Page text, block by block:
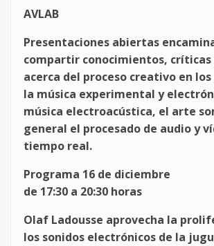
AVLAB
Presentaciones abiertas
compartir conocimientos, críticas
acerca del proceso creativo en
la música experimental y
música electroacústica, el arte
general el procesado de audio y
tiempo real.
Programa 16 de diciembre
de 17:30 a 20:30 horas
Olaf Ladousse aprovecha la
los sonidos electrónicos de la